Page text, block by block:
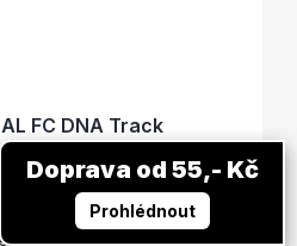
FC DNA Track
blue
Skladem
Doprava od 55,- Kč
Prohlédnout